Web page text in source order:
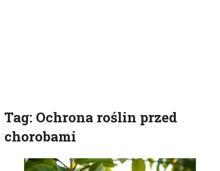
Tag: Ochrona roślin przed
chorobami